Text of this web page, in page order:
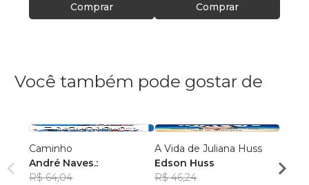
Comprar Comprar
Você também pode gostar de
Caminho
André Naves.:
R$ 64,04
A Vida de Juliana Huss
Edson Huss
R$ 46,24
DOR